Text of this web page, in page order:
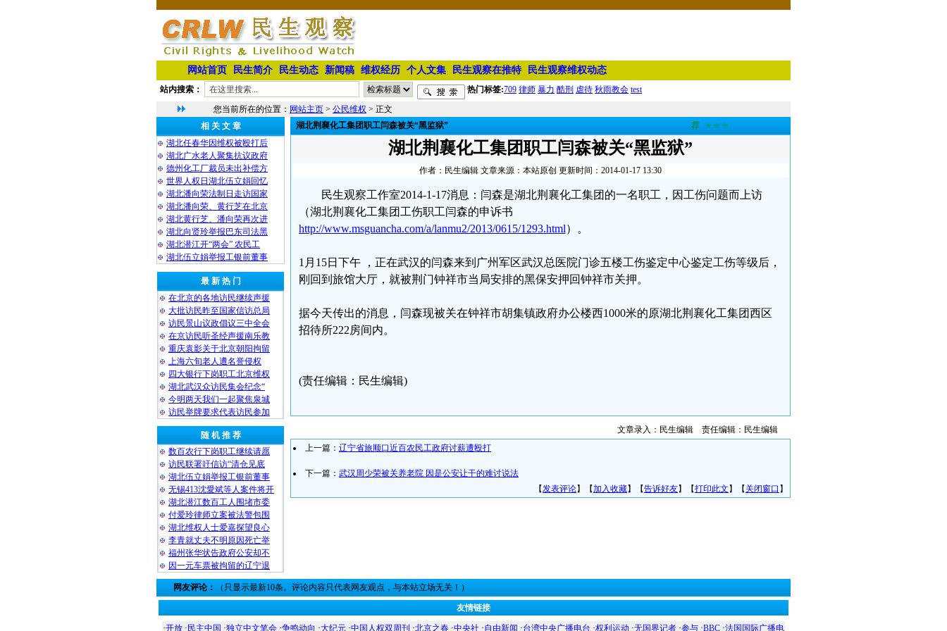
网站首页 民生简介 民生动态 新闻稿 维权经历 个人文集 民生观察在推特 民生观察维权动态
站内搜索： 热门标签:709 律师 暴力 酷刑 虐待 秋雨教会 test
您当前所在的位置： 网站主页 > 公民维权 > 正文
相 关 文 章
湖北任春华因维权被殴打后
湖北广水老人聚集抗议政府
德州化工厂裁员未出补偿方
世界人权日湖北伍立娟回忆
湖北潘向荣法制日走访国家
湖北潘向荣、黄行芝在北京
湖北黄行芝、潘向荣再次进
湖北向贤玲举报巴东司法黑
湖北潜江开“两会” 农民工
湖北伍立娟举报工银前董事
最 新 热 门
在北京的各地访民继续声援
大批访民昨至国家信访总局
访民景山议政倡议三中全会
在京访民听圣经声援南乐教
重庆袁影关于北京朝阳拘留
上海六旬老人遭名誉侵权
四大银行下岗职工北京维权
湖北武汉众访民集会纪念“
今明两天我们一起聚焦泉城
访民举牌要求代表访民参加
随 机 推 荐
数百农行下岗职工继续请愿
访民联署吁信访“清仓见底
湖北伍立娟举报工银前董事
无锡413沈愛斌等人案件将开
湖北潜江数百工人围堵市委
付爱玲律师立案被法警包围
湖北维权人士爱嘉探望良心
李青就丈夫不明原因死亡举
福州张华状告政府公安却不
因一元车票被拘留的辽宁退
湖北荆襄化工集团职工闫森被关“黑监狱” 荐 ★★★
湖北荆襄化工集团职工闫森被关“黑监狱”
作者：民生编辑 文章来源：本站原创 更新时间：2014-01-17 13:30
民生观察工作室2014-1-17消息：闫森是湖北荆襄化工集团的一名职工，因工伤问题而上访
（湖北荆襄化工集团工伤职工闫森的申诉书
http://www.msguancha.com/a/lanmu2/2013/0615/1293.html）。
1月15日下午 ，正在武汉的闫森来到广州军区武汉总医院门诊五楼工伤鉴定中心鉴定工伤等级后，
刚回到旅馆大厅，就被荆门钟祥市当局安排的黑保安押回钟祥市关押。
据今天传出的消息，闫森现被关在钟祥市胡集镇政府办公楼西1000米的原湖北荆襄化工集团西区
招待所222房间内。
(责任编辑：民生编辑)
文章录入：民生编辑 责任编辑：民生编辑
上一篇： 辽宁省旅顺口近百农民工政府讨薪遭殴打
下一篇： 武汉周少荣被关养老院 因是公安让干的难讨说法
【发表评论】【加入收藏】【告诉好友】【打印此文 】【 关闭窗口 】
网友评论： （只显示最新10条。评论内容只代表网友观点，与本站立场无关！）
友情链接
·开放 · 民主中国 ·独立中文笔会 ·争鸣动向 ·大纪元 ·中国人权双周刊 ·北京之春 ·中央社 ·自由新闻 ·台湾中央广播电台 ·权利运动 ·无国界记者 ·参与 ·BBC ·法国国际广播电